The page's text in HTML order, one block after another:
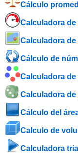
Cálculo
Calculadora de
Calculadora de
Cálculo de
Calculadora
Calculadora
Cálculo del
Calculo de
Calculadora